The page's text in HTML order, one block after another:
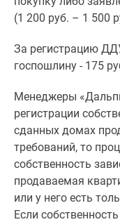
(1 200 руб. – 1 500
За регистрацию
госпошлину - 175
Менеджеры
регистрации
сданных домах
требований, то
собственность
продаваемая
или у него есть
Если